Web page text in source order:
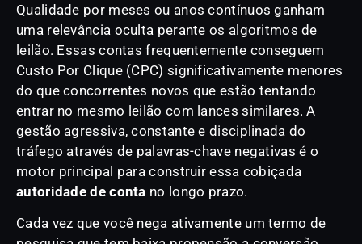
Qualidade por meses ou anos contínuos ganham
uma relevância oculta perante os algoritmos de
leilão. Essas contas frequentemente conseguem
Custo Por Clique (CPC) significativamente menores
do que concorrentes novos que estão tentando
entrar no mesmo leilão com lances similares. A
gestão agressiva, constante e disciplinada do
tráfego através de palavras-chave negativas é o
motor principal para construir essa cobiçada
autoridade de conta no longo prazo.
Cada vez que você nega ativamente um termo de